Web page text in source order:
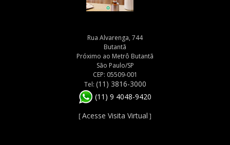
Rua Alvarenga, 744
Butantã
Próximo ao Metrô Butantã
São Paulo/SP
CEP: 05509-001
Tel: (11) 3816-3000
(11) 9 4048-9420
[Acesse Visita Virtual ]